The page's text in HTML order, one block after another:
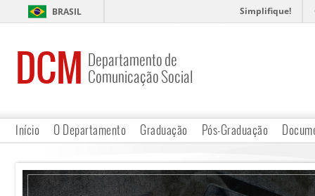
BRASIL Simplifique!
DCM Departamento de
Comunicação Social
Início O Departamento Graduação Pós-Graduação